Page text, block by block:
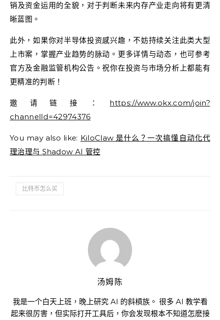
销及资金运用的全貌，对于判断未来内存产业走向将有更清
晰蓝图。
此外，如果你对半导体投资感兴趣，不妨持续关注此类大型
上市案，掌握产业趋势的脉动。更多详情与动态，也可参考
官方及金融监管机构公告。祝你在投资与市场分析上都能有
更精准的判断！
邀请链接： https://www.okx.com/join?
channelId=42974376
You may also like: KiloClaw 是什么？一次搞懂自动化代
理治理与 Shadow AI 管控
比特币怎么买
汤姆陈
我是一个白天上班，晚上研究 AI 的斜槓族。 很多 AI 教学看
起来很厉害，但实际打开工具后，你会发现根本不知道怎麽接